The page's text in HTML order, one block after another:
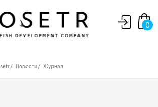
0
Новости Журнал